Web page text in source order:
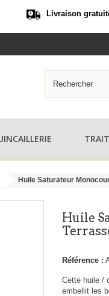
Livraison
Huile Saturateur
Huile
Référence :
Cette huile /
embellit les